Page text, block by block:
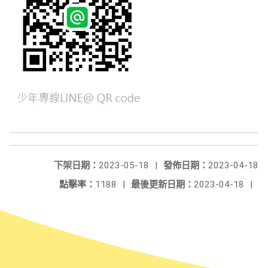
發佈日期： 2023-04-18
下架日期： 2023-05-18
|
最後更新日期： 2023-04-18 |
點擊率： 1188 |